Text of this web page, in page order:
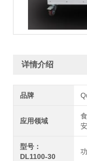
详情介绍
品牌
应用领域
型号：
DL1100-30